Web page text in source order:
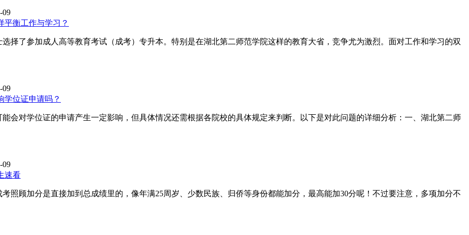
09
平衡工作与学习？
择了参加成人高等教育考试（成考）专升本。特别是在湖北第二师范学院这样的教育大省，竞争尤为激烈。面对工作和学习的双
09
学位证申请吗？
会对学位证的申请产生一定影响，但具体情况还需根据各院校的具体规定来判断。以下是对此问题的详细分析：一、湖北第二师
09
速看
顾加分是直接加到总成绩里的，像年满25周岁、少数民族、归侨等身份都能加分，最高能加30分呢！不过要注意，多项加分不